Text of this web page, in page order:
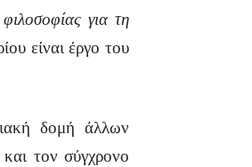
για τη
είναι έργο του
δομή άλλων
τον σύγχρονο